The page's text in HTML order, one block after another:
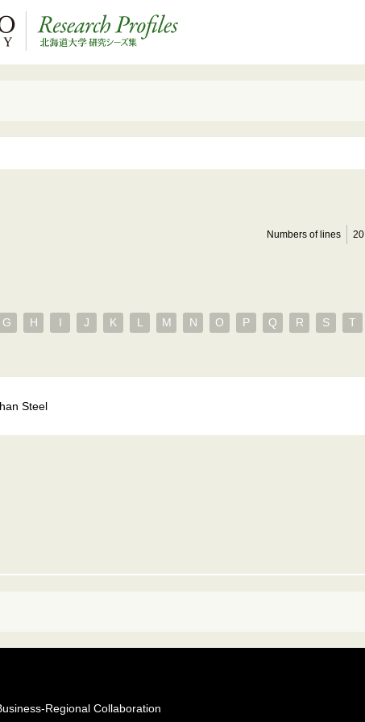
Numbers of lines 20
G H I J K L M N O P Q R S T
Steel
Regional Collaboration